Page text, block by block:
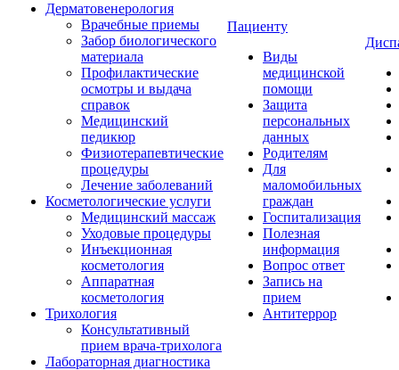
Дерматовенерология
Врачебные приемы
Забор биологического
материала
Профилактические
осмотры и выдача
справок
Медицинский
педикюр
Физиотерапевтические
процедуры
Лечение заболеваний
Косметологические услуги
Медицинский массаж
Уходовые процедуры
Инъекционная
косметология
Аппаратная
косметология
Трихология
Консультативный
прием врача-трихолога
Лабораторная диагностика
Пациенту
Виды
медицинской
помощи
Защита
персональных
данных
Родителям
Для
маломобильных
граждан
Госпитализация
Полезная
информация
Вопрос ответ
Запись на
прием
Антитеррор